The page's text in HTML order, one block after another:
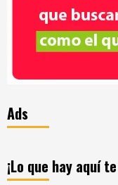
Ads
¡Lo que hay aquí